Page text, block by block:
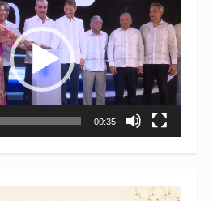
00:35